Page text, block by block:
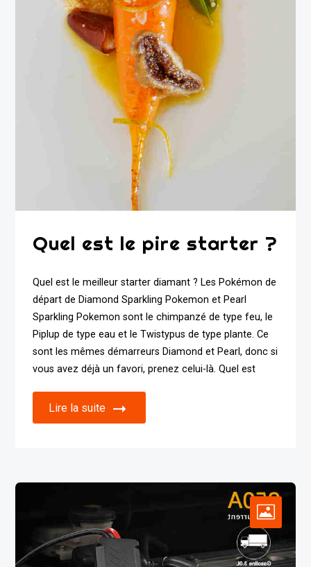
Quel est le pire starter ?
Quel est le meilleur starter diamant ? Les Pokémon de
départ de Diamond Sparkling Pokemon et Pearl
Sparkling Pokemon sont le chimpanzé de type feu, le
Piplup de type eau et le Twistypus de type plante. Ce
sont les mêmes démarreurs Diamond et Pearl, donc si
vous avez déjà un favori, prenez celui-là. Quel est
Lire la suite